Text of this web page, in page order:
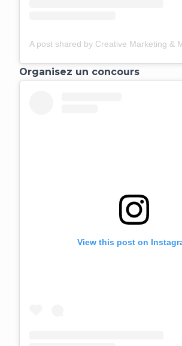
Organisez un concours
View this post on